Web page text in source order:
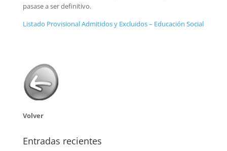
pasase a ser definitivo.
Listado Provisional Admitidos y Excluidos – Educación Social
Volver
Entradas recientes